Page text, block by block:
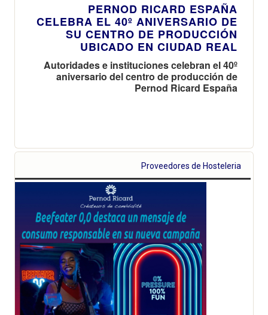
PERNOD RICARD ESPAÑA
CELEBRA EL 40º ANIVERSARIO DE
SU CENTRO DE PRODUCCIÓN
UBICADO EN CIUDAD REAL
Autoridades e instituciones celebran el 40º
aniversario del centro de producción de
Pernod Ricard España
Proveedores de Hosteleria